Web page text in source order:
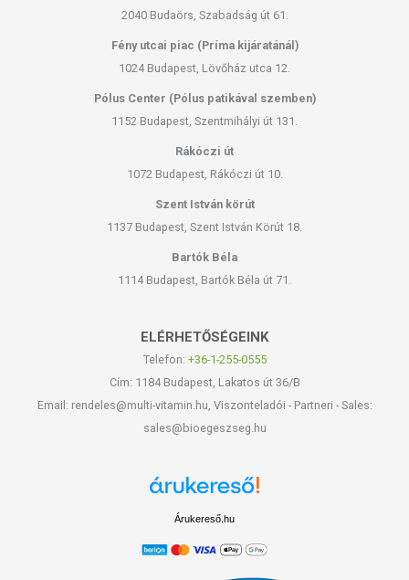
2040 Budaörs, Szabadság út 61.
Fény utcai piac (Príma kijáratánál)
1024 Budapest, Lövőház utca 12.
Pólus Center (Pólus patikával szemben)
1152 Budapest, Szentmihályi út 131.
Rákóczi út
1072 Budapest, Rákóczi út 10.
Szent István körút
1137 Budapest, Szent István Körút 18.
Bartók Béla
1114 Budapest, Bartók Béla út 71.
ELÉRHETŐSÉGEINK
Telefon: +36-1-255-0555
Cím: 1184 Budapest, Lakatos út 36/B
Email: rendeles@multi-vitamin.hu, Viszonteladói - Partneri - Sales:
sales@bioegeszseg.hu
Árukereső.hu